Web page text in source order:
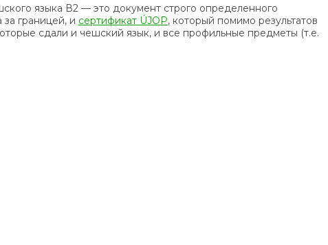
языка В2 — это документ строго определенного
границей, и сертификат ÚJOP, который помимо результатов
сдали и чешский язык, и все профильные предметы (т.е.